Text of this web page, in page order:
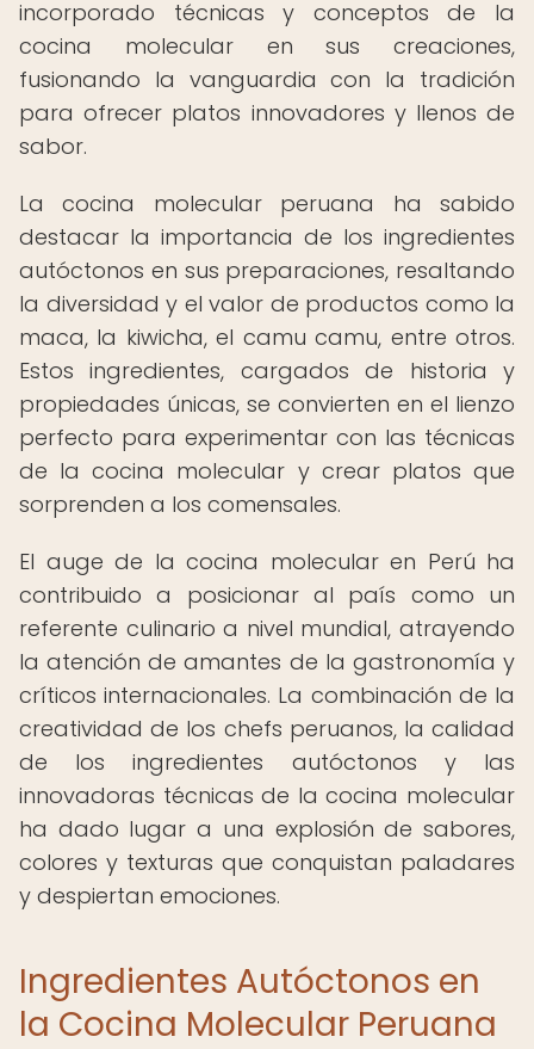
incorporado técnicas y conceptos de la
cocina molecular en sus creaciones,
fusionando la vanguardia con la tradición
para ofrecer platos innovadores y llenos de
sabor.
La cocina molecular peruana ha sabido
destacar la importancia de los ingredientes
autóctonos en sus preparaciones, resaltando
la diversidad y el valor de productos como la
maca, la kiwicha, el camu camu, entre otros.
Estos ingredientes, cargados de historia y
propiedades únicas, se convierten en el lienzo
perfecto para experimentar con las técnicas
de la cocina molecular y crear platos que
sorprenden a los comensales.
El auge de la cocina molecular en Perú ha
contribuido a posicionar al país como un
referente culinario a nivel mundial, atrayendo
la atención de amantes de la gastronomía y
críticos internacionales. La combinación de la
creatividad de los chefs peruanos, la calidad
de los ingredientes autóctonos y las
innovadoras técnicas de la cocina molecular
ha dado lugar a una explosión de sabores,
colores y texturas que conquistan paladares
y despiertan emociones.
Ingredientes Autóctonos en
la Cocina Molecular Peruana